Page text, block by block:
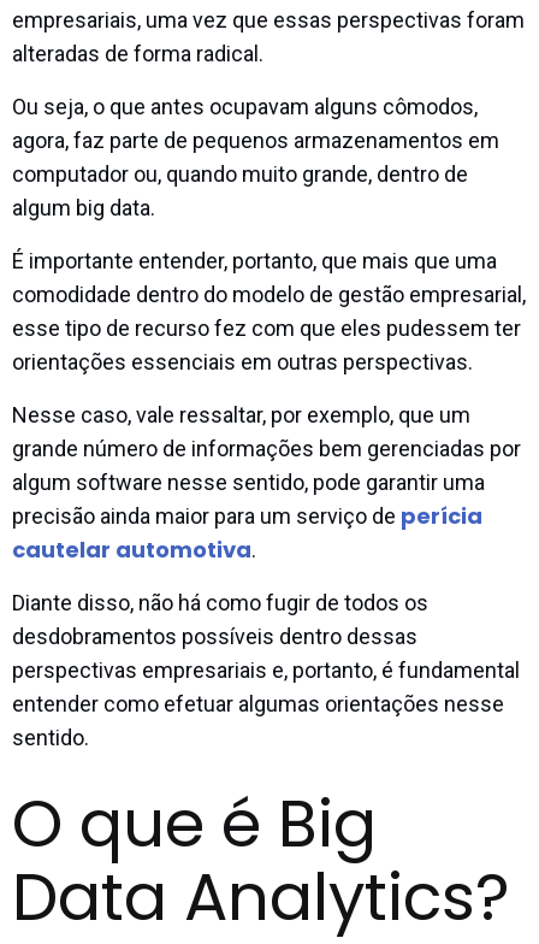
empresariais, uma vez que essas perspectivas foram
alteradas de forma radical.
Ou seja, o que antes ocupavam alguns cômodos,
agora, faz parte de pequenos armazenamentos em
computador ou, quando muito grande, dentro de
algum big data.
É importante entender, portanto, que mais que uma
comodidade dentro do modelo de gestão empresarial,
esse tipo de recurso fez com que eles pudessem ter
orientações essenciais em outras perspectivas.
Nesse caso, vale ressaltar, por exemplo, que um
grande número de informações bem gerenciadas por
algum software nesse sentido, pode garantir uma
precisão ainda maior para um serviço de perícia
cautelar automotiva.
Diante disso, não há como fugir de todos os
desdobramentos possíveis dentro dessas
perspectivas empresariais e, portanto, é fundamental
entender como efetuar algumas orientações nesse
sentido.
O que é Big
Data Analytics?